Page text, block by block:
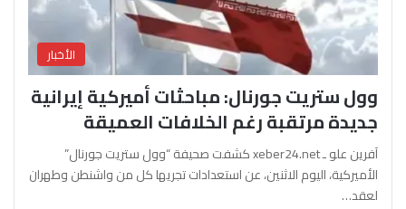
الأخبار
وول ستريت جورنال: مباحثات أميركية إيرانية
جديدة مرتقبة رغم الخلافات العميقة
آفرين علو ـ xeber24.net كشفت صحيفة “وول ستريت جورنال”
الأميركية، اليوم الاثنين، عن استعدادات تجريها كل من واشنطن وطهران
لعقد…